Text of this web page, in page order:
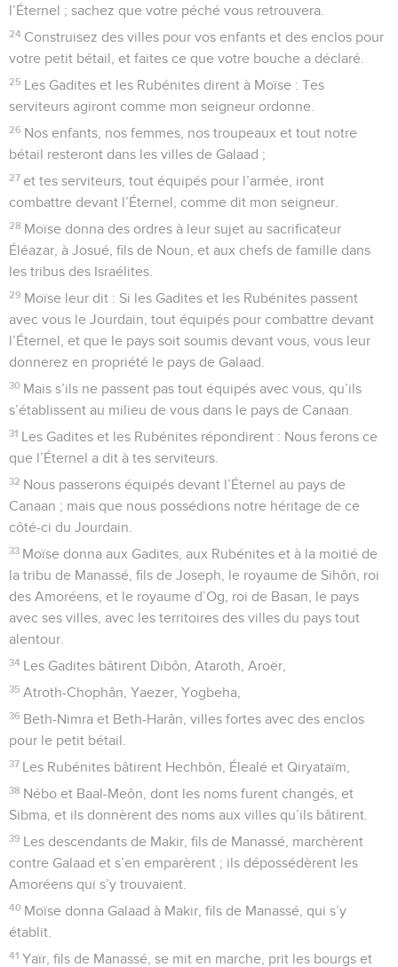
l’Éternel ; sachez que votre péché vous retrouvera.
24 Construisez des villes pour vos enfants et des enclos pour
votre petit bétail, et faites ce que votre bouche a déclaré.
25 Les Gadites et les Rubénites dirent à Moïse : Tes
serviteurs agiront comme mon seigneur ordonne.
26 Nos enfants, nos femmes, nos troupeaux et tout notre
bétail resteront dans les villes de Galaad ;
27 et tes serviteurs, tout équipés pour l’armée, iront
combattre devant l’Éternel, comme dit mon seigneur.
28 Moïse donna des ordres à leur sujet au sacrificateur
Éléazar, à Josué, fils de Noun, et aux chefs de famille dans
les tribus des Israélites.
29 Moïse leur dit : Si les Gadites et les Rubénites passent
avec vous le Jourdain, tout équipés pour combattre devant
l’Éternel, et que le pays soit soumis devant vous, vous leur
donnerez en propriété le pays de Galaad.
30 Mais s’ils ne passent pas tout équipés avec vous, qu’ils
s’établissent au milieu de vous dans le pays de Canaan.
31 Les Gadites et les Rubénites répondirent : Nous ferons ce
que l’Éternel a dit à tes serviteurs.
32 Nous passerons équipés devant l’Éternel au pays de
Canaan ; mais que nous possédions notre héritage de ce
côté-ci du Jourdain.
33 Moïse donna aux Gadites, aux Rubénites et à la moitié de
la tribu de Manassé, fils de Joseph, le royaume de Sihôn, roi
des Amoréens, et le royaume d’Og, roi de Basan, le pays
avec ses villes, avec les territoires des villes du pays tout
alentour.
34 Les Gadites bâtirent Dibôn, Ataroth, Aroër,
35 Atroth-Chophân, Yaezer, Yogbeha,
36 Beth-Nimra et Beth-Harân, villes fortes avec des enclos
pour le petit bétail.
37 Les Rubénites bâtirent Hechbôn, Élealé et Qiryataïm,
38 Nébo et Baal-Meôn, dont les noms furent changés, et
Sibma, et ils donnèrent des noms aux villes qu’ils bâtirent.
39 Les descendants de Makir, fils de Manassé, marchèrent
contre Galaad et s’en emparèrent ; ils dépossédèrent les
Amoréens qui s’y trouvaient.
40 Moïse donna Galaad à Makir, fils de Manassé, qui s’y
établit.
41 Yaïr, fils de Manassé, se mit en marche, prit les bourgs et